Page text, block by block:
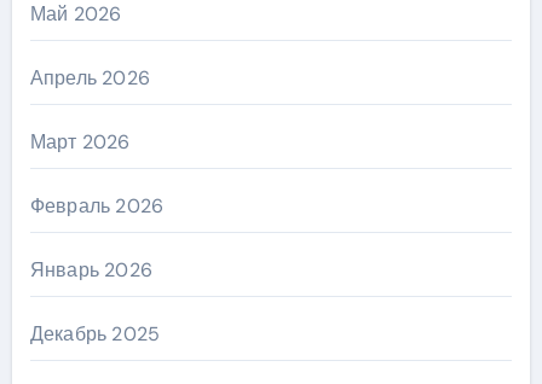
Май 2026
Апрель 2026
Март 2026
Февраль 2026
Январь 2026
Декабрь 2025